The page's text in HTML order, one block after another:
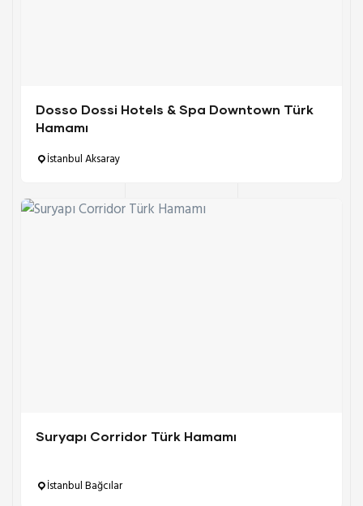
Dosso Dossi Hotels & Spa Downtown Türk
Hamamı
İstanbul Aksaray
Suryapı Corridor Türk Hamamı
İstanbul Bağcılar